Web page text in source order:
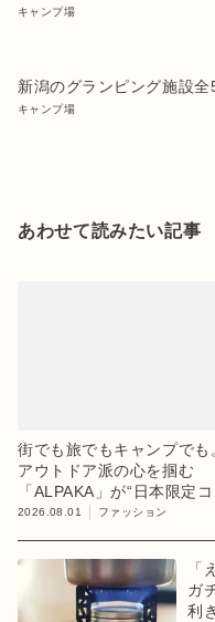
キャンプ場
新潟のグランピング施設全
キャンプ場
あわせて読みたい記事
街でも旅でもキャンプでも
アウトドア派の心を掴む
「ALPAKA」が“日本限定コ
クション”第3弾を発売
2026.08.01 ファッション
「
ガ
利